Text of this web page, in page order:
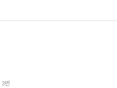
번